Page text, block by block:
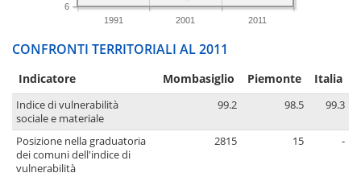
1991 2001 2011
6
CONFRONTI TERRITORIALI AL 2011
Indicatore Mombasiglio Piemonte Italia
Indice di vulnerabilità
sociale e materiale
99.2 98.5 99.3
Posizione nella graduatoria
dei comuni dell'indice di
vulnerabilità
2815 15 -